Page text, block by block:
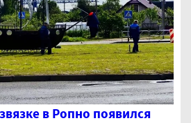
в Ропно появился